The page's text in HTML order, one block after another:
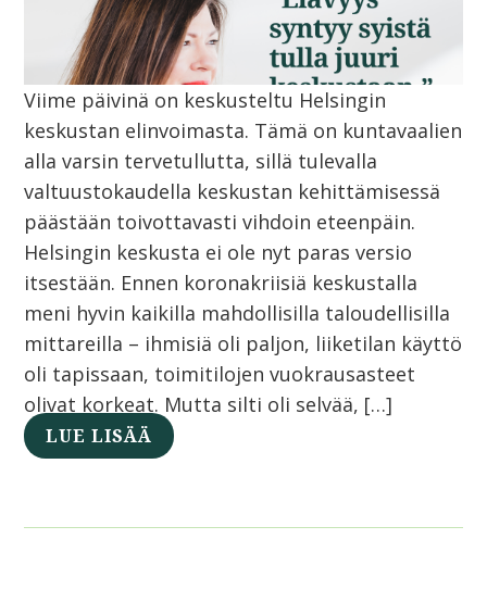
Viime päivinä on keskusteltu Helsingin
keskustan elinvoimasta. Tämä on kuntavaalien
alla varsin tervetullutta, sillä tulevalla
valtuustokaudella keskustan kehittämisessä
päästään toivottavasti vihdoin eteenpäin.
Helsingin keskusta ei ole nyt paras versio
itsestään. Ennen koronakriisiä keskustalla
meni hyvin kaikilla mahdollisilla taloudellisilla
mittareilla – ihmisiä oli paljon, liiketilan käyttö
oli tapissaan, toimitilojen vuokrausasteet
olivat korkeat. Mutta silti oli selvää, […]
LUE LISÄÄ